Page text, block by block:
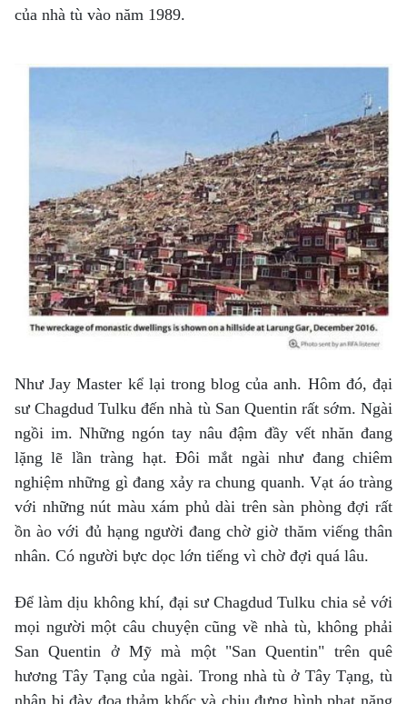
của nhà tù vào năm 1989.
Như Jay Master kể lại trong blog của anh. Hôm đó, đại
sư Chagdud Tulku đến nhà tù San Quentin rất sớm. Ngài
ngồi im. Những ngón tay nâu đậm đầy vết nhăn đang
lặng lẽ lần tràng hạt. Đôi mắt ngài như đang chiêm
nghiệm những gì đang xảy ra chung quanh. Vạt áo tràng
với những nút màu xám phủ dài trên sàn phòng đợi rất
ồn ào với đủ hạng người đang chờ giờ thăm viếng thân
nhân. Có người bực dọc lớn tiếng vì chờ đợi quá lâu.
Để làm dịu không khí, đại sư Chagdud Tulku chia sẻ với
mọi người một câu chuyện cũng về nhà tù, không phải
San Quentin ở Mỹ mà một "San Quentin" trên quê
hương Tây Tạng của ngài. Trong nhà tù ở Tây Tạng, tù